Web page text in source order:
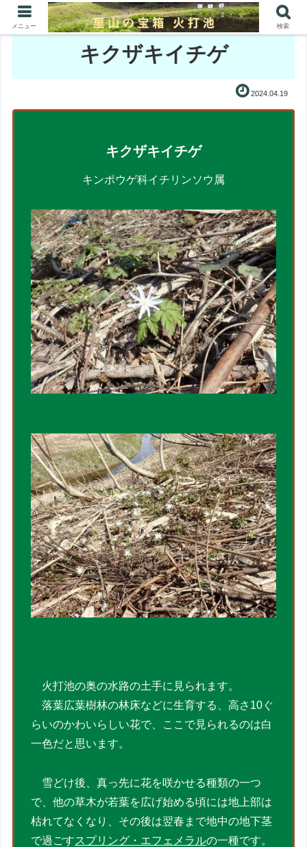
キクザキイチゲ
2024.04.19
キクザキイチゲ
キンポウゲ科イチリンソウ属
火打池の奥の水路の土手に見られます。
落葉広葉樹林の林床などに生育する、高さ10ぐ
らいのかわいらしい花で、ここで見られるのは白
一色だと思います。
雪どけ後、真っ先に花を咲かせる種類の一つ
で、他の草木が若葉を広げ始める頃には地上部は
枯れてなくなり、その後は翌春まで地中の地下茎
で過ごすスプリング・エフェメラルの一種です。
メニュー 検索